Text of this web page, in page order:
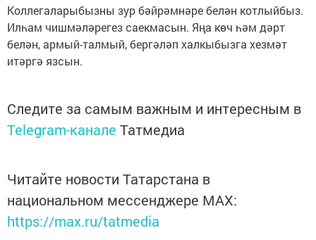
Коллегаларыбызны зур бәйрәмнәре белән котлыйбыз.
Илһам чишмәләрегез саекмасын. Яңа көч һәм дәрт
белән, армый-талмый, бергәләп халкыбызга хезмәт
итәргә язсын.
Следите за самым важным и интересным в
Telegram-канале Татмедиа
Читайте новости Татарстана в
национальном мессенджере MАХ:
https://max.ru/tatmedia